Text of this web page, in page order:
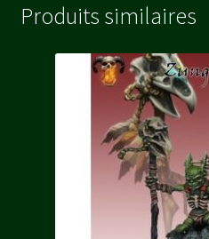
Produits similaires